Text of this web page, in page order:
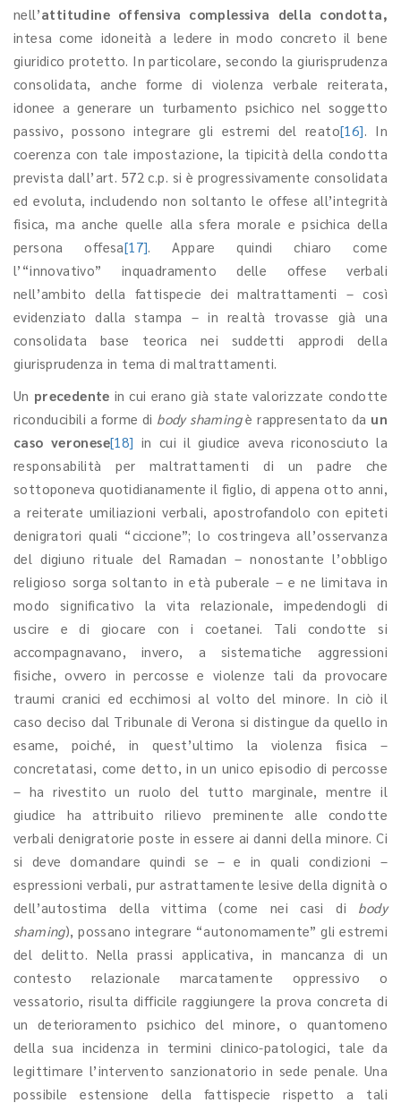
nell’attitudine offensiva complessiva della condotta,
intesa come idoneità a ledere in modo concreto il bene
giuridico protetto. In particolare, secondo la giurisprudenza
consolidata, anche forme di violenza verbale reiterata,
idonee a generare un turbamento psichico nel soggetto
passivo, possono integrare gli estremi del reato[16]. In
coerenza con tale impostazione, la tipicità della condotta
prevista dall’art. 572 c.p. si è progressivamente consolidata
ed evoluta, includendo non soltanto le offese all’integrità
fisica, ma anche quelle alla sfera morale e psichica della
persona offesa[17]. Appare quindi chiaro come
l’“innovativo” inquadramento delle offese verbali
nell’ambito della fattispecie dei maltrattamenti – così
evidenziato dalla stampa – in realtà trovasse già una
consolidata base teorica nei suddetti approdi della
giurisprudenza in tema di maltrattamenti.
Un precedente in cui erano già state valorizzate condotte
riconducibili a forme di body shamingè rappresentato da un
caso veronese[18] in cui il giudice aveva riconosciuto la
responsabilità per maltrattamenti di un padre che
sottoponeva quotidianamente il figlio, di appena otto anni,
a reiterate umiliazioni verbali, apostrofandolo con epiteti
denigratori quali “ciccione”; lo costringeva all’osservanza
del digiuno rituale del Ramadan – nonostante l’obbligo
religioso sorga soltanto in età puberale – e ne limitava in
modo significativo la vita relazionale, impedendogli di
uscire e di giocare con i coetanei. Tali condotte si
accompagnavano, invero, a sistematiche aggressioni
fisiche, ovvero in percosse e violenze tali da provocare
traumi cranici ed ecchimosi al volto del minore. In ciò il
caso deciso dal Tribunale di Verona si distingue da quello in
esame, poiché, in quest’ultimo la violenza fisica –
concretatasi, come detto, in un unico episodio di percosse
– ha rivestito un ruolo del tutto marginale, mentre il
giudice ha attribuito rilievo preminente alle condotte
verbali denigratorie poste in essere ai danni della minore. Ci
si deve domandare quindi se – e in quali condizioni –
espressioni verbali, pur astrattamente lesive della dignità o
dell’autostima della vittima (come nei casi di body
shaming), possano integrare “autonomamente” gli estremi
del delitto. Nella prassi applicativa, in mancanza di un
contesto relazionale marcatamente oppressivo o
vessatorio, risulta difficile raggiungere la prova concreta di
un deterioramento psichico del minore, o quantomeno
della sua incidenza in termini clinico-patologici, tale da
legittimare l’intervento sanzionatorio in sede penale. Una
possibile estensione della fattispecie rispetto a tali